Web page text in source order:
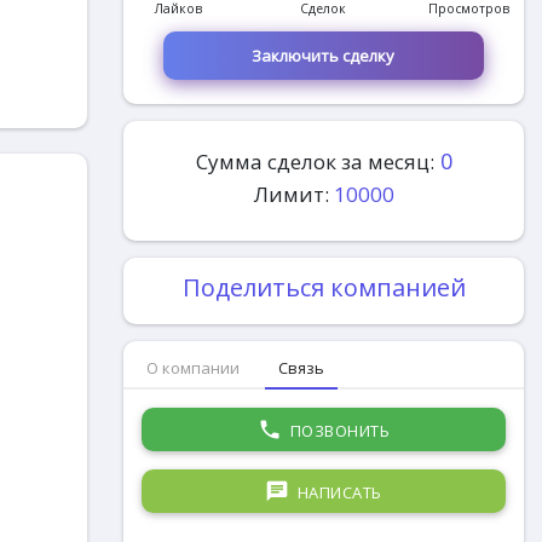
Лайков Сделок Просмотров
Заключить сделку
Сумма сделок за месяц: 0
Лимит: 10000
Поделиться компанией
О компании Связь
phone ПОЗВОНИТЬ
chat НАПИСАТЬ